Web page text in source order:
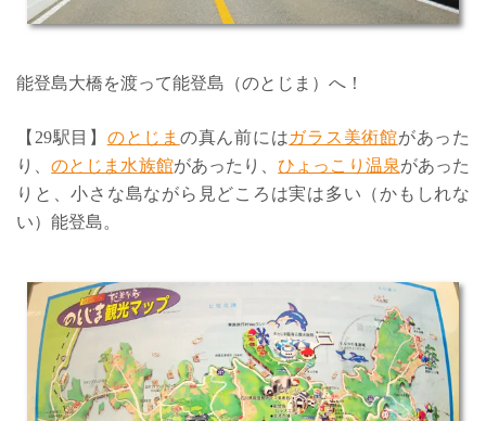
能登島大橋を渡って能登島（のとじま）へ！
【29駅目】 のとじま の真ん前にはガラス美術館があった
り、のとじま水族館があったり、ひょっこり温泉があった
りと、小さな島ながら見どころは実は多い（かもしれな
い）能登島。